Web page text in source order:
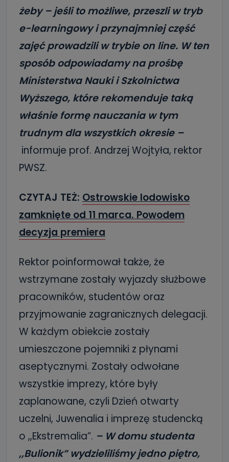
żeby – jeśli to możliwe, przeszli w tryb
e-learningowy i przynajmniej część
zajęć prowadzili w trybie on line. W ten
sposób odpowiadamy na prośbę
Ministerstwa Nauki i Szkolnictwa
Wyższego, które rekomenduje taką
właśnie formę nauczania w tym
trudnym dla wszystkich okresie –
informuje prof. Andrzej Wojtyła, rektor
PWSZ.
CZYTAJ TEŻ: Ostrowskie lodowisko
zamknięte od 11 marca. Powodem
decyzja premiera
Rektor poinformował także, że
wstrzymane zostały wyjazdy służbowe
pracowników, studentów oraz
przyjmowanie zagranicznych delegacji.
W każdym obiekcie zostały
umieszczone pojemniki z płynami
aseptycznymi. Zostały odwołane
wszystkie imprezy, które były
zaplanowane, czyli Dzień otwarty
uczelni, Juwenalia i imprezę studencką
o ,,Ekstremalia”. – W domu studenta
,,Bulionik” wydzieliliśmy jedno piętro,